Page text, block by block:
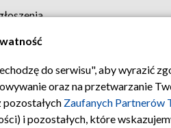
Regulamin TVP
do serwisu", aby wyrazić
oraz na przetwarzanie
pozostałych Zaufanych Partnerów
i pozostałych, które